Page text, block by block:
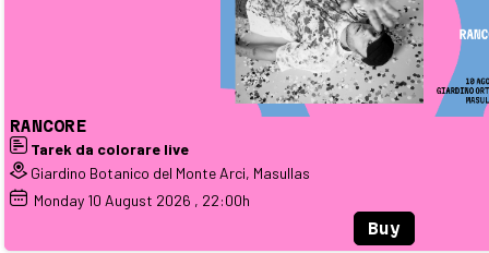
RANCORE
Tarek da colorare live
Giardino Botanico del Monte Arci, Masullas
Monday 10 August 2026 , 22:00h
Buy